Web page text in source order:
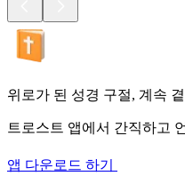
위로가 된 성경 구절, 계속
트로스트 앱에서 간직하고
앱 다운로드 하기